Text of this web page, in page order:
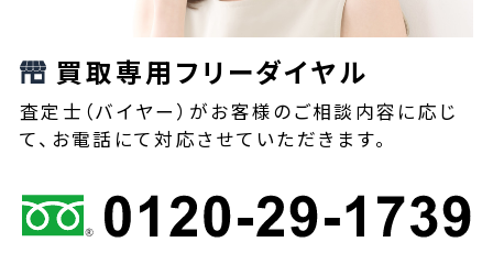
買取専用フリーダイヤル
査定士（バイヤー）がお客様のご相談内容に応じ
て、お電話にて対応させていただきます。